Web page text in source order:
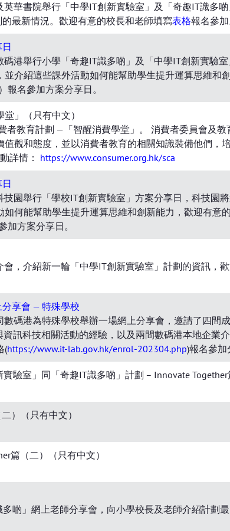
華書院舉行「中學IT創新實驗室」及「奇趣IT識多
最新情況。歡迎有意的校長和老師填寫表格報名參加
港舉行小學「奇趣IT識多啲」及「中學IT創新實驗
介紹這些課外活動如何能幫助學生提升運算思維和
）報名參加方案分享日。
」（只有中文）
者教育計劃 —「智醒消費學堂」。 消費者委員會及
觀和態度，並以消費者教育的相關知識裝備他們，
詳情： https://www.consumer.org.hk/sca
園舉行「學校IT創新實驗室」方案分享日，科技園
何能幫助學生提升運算思維和創新能力，歡迎有意
加方案分享日。
，介紹新一輪「中學IT創新實驗室」計劃的資訊，
享會 — 特殊學校
碼港為特殊學校舉辦一場網上分享會，邀請了四間
訊科技相關活動的經驗，以及兩間數碼港本地企業
(https://www.it-lab.gov.hk/enrol-202304.php)報名參加
驗室」同「奇趣IT識多啲」計劃 – Innovate Together
）（只有中文）
篇（二）（只有中文）
啲」網上老師分享會，向小學校長及老師介紹計劃最